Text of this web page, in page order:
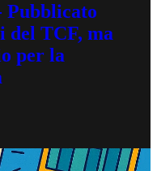
del TCF, ma
per la